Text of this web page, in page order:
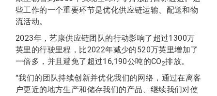
些工作的一个重要环节是优化供应链运输、配送和物
流活动。
2023年，艺康供应链团队的行动影响了超过1300万
英里的行驶里程，比2022年减少的520万英里增加了
一倍多，并且避免了超过16,190公吨的CO2排放。
“我们的团队持续创新并优化我们的网络，通过在离客
户更近的地方生产和储存我们的产品、继续我们对使